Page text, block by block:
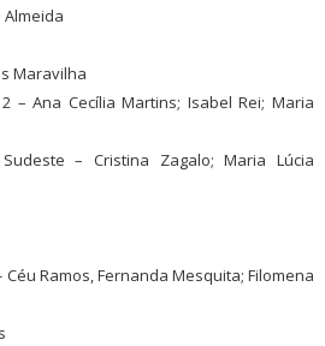
Almeida
Maravilha
– Ana Cecília Martins; Isabel Rei; Maria
– Cristina Zagalo; Maria Lúcia
Ramos, Fernanda Mesquita; Filomena